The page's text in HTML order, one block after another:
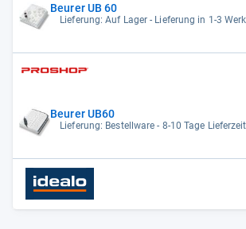
Beurer UB 60
Lieferung: Auf Lager - Lieferung in 1-3
Beurer UB60
Lieferung: Bestellware - 8-10 Tage Lieferzeit